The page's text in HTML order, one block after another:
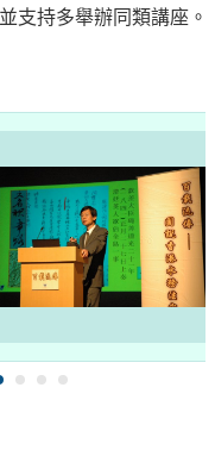
支持多舉辦同類講座。